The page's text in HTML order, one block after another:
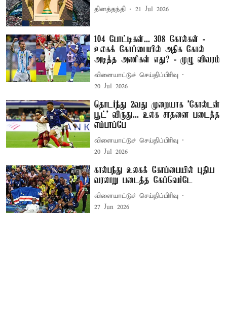
தினத்தந்தி 21 Jul 2026
104 போட்டிகள்... 308 கோல்கள் -
உலகக் கோப்பையில் அதிக கோல்
அடித்த அணிகள் எது? - முழு விவரம்
விளையாட்டுச் செய்திப்பிரிவு
20 Jul 2026
தொடர்ந்து 2வது முறையாக 'கோல்டன்
பூட்' விருது... உலக சாதனை படைத்த
எம்பாப்பே
விளையாட்டுச் செய்திப்பிரிவு
20 Jul 2026
கால்பந்து உலகக் கோப்பையில் புதிய
வரலாறு படைத்த கேப்வெர்டே
விளையாட்டுச் செய்திப்பிரிவு
27 Jun 2026